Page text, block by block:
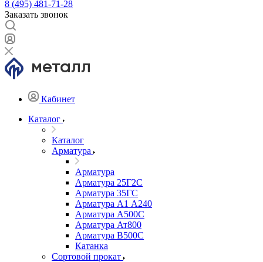
8 (495) 481-71-28
Заказать звонок
Кабинет
Каталог
Каталог
Арматура
Арматура
Арматура 25Г2С
Арматура 35ГС
Арматура А1 А240
Арматура А500С
Арматура Ат800
Арматура В500С
Катанка
Сортовой прокат